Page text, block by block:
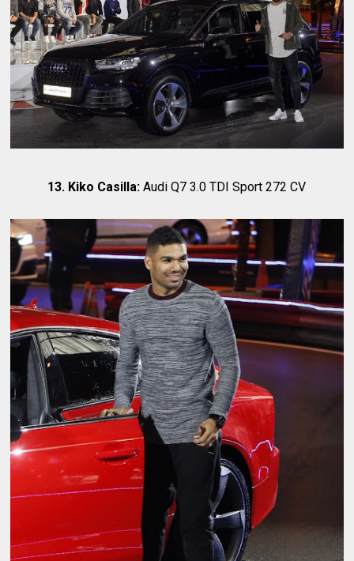
13. Kiko Casilla: Audi Q7 3.0 TDI Sport 272 CV